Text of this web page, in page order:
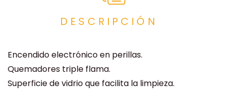
DESCRIPCIÓN
Encendido electrónico en perillas.
Quemadores triple flama.
Superficie de vidrio que facilita la limpieza.